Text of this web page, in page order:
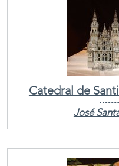
Catedral de
José